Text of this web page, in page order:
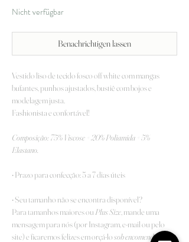
Nicht verfügbar
Benachrichtigen lassen
Vestido liso de tecido fosco off white com mangas
bufantes, punhos ajustados, bustiê com bojos e
modelagem justa.
Fashionista e confortável!
Composição: 75% Viscose + 20% Poliamida + 5%
Elastano.
• Prazo para confecção: 5 a 7 dias úteis
• Seu tamanho não se encontra disponível?
Para tamanhos maiores ou Plus Size, mande uma
mensagem para nós (por Instagram, e-mail ou pelo
site) e ficaremos felizes em orçá-losob encomenda